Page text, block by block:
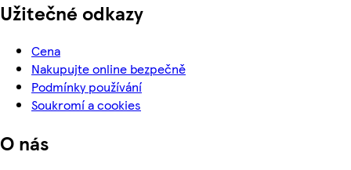
Užitečné odkazy
Cena
Nakupujte online bezpečně
Podmínky používání
Soukromí a cookies
O nás